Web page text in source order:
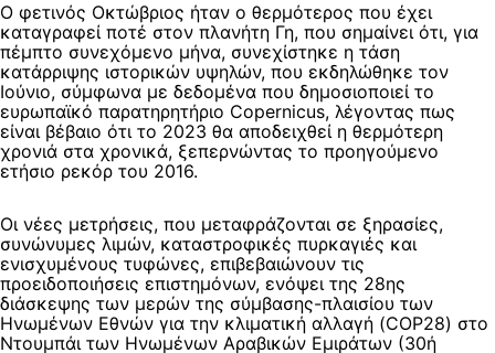
Ο φετινός Οκτώβριος ήταν ο θερμότερος που έχει
καταγραφεί ποτέ στον πλανήτη Γη, που σημαίνει ότι, για
πέμπτο συνεχόμενο μήνα, συνεχίστηκε η τάση
κατάρριψης ιστορικών υψηλών, που εκδηλώθηκε τον
Ιούνιο, σύμφωνα με δεδομένα που δημοσιοποιεί το
ευρωπαϊκό παρατηρητήριο Copernicus, λέγοντας πως
είναι βέβαιο ότι το 2023 θα αποδειχθεί η θερμότερη
χρονιά στα χρονικά, ξεπερνώντας το προηγούμενο
ετήσιο ρεκόρ του 2016.
Οι νέες μετρήσεις, που μεταφράζονται σε ξηρασίες,
συνώνυμες λιμών, καταστροφικές πυρκαγιές και
ενισχυμένους τυφώνες, επιβεβαιώνουν τις
προειδοποιήσεις επιστημόνων, ενόψει της 28ης
διάσκεψης των μερών της σύμβασης-πλαισίου των
Ηνωμένων Εθνών για την κλιματική αλλαγή (COP28) στο
Ντουμπάι των Ηνωμένων Αραβικών Εμιράτων (30ή